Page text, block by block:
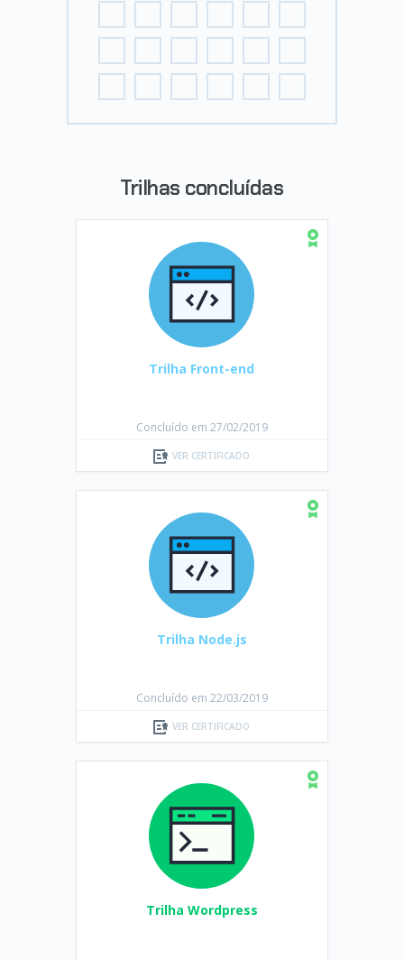
Trilhas concluídas
Trilha Front-end
Concluído em 27/02/2019
VER CERTIFICADO
Trilha Node.js
Concluído em 22/03/2019
VER CERTIFICADO
Trilha Wordpress